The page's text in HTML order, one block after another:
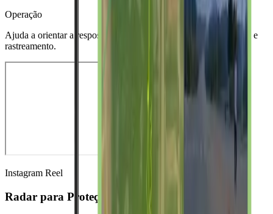
Operação
Ajuda a orientar a resposta da equipe com monitoramento visual e
rastreamento.
Instagram Reel
Radar para Proteção Perimetral